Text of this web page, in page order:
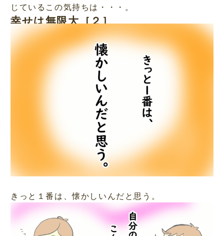
じているこの気持ちは・・・。
幸せは無限大［２］
きっと１番は、懐かしいんだと思う。